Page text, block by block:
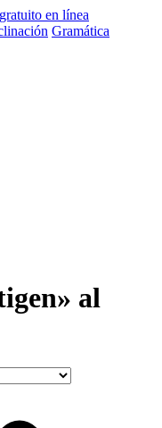
Gramática
al